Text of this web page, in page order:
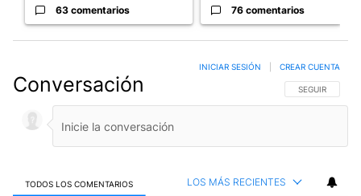
63 comentarios 76 comentarios
Conversación SIGA ESTA
SEGUIR
INICIAR SESIÓN CREAR CUENTA
TODOS LOS COMENTARIOS LOS MÁS RECIENTES